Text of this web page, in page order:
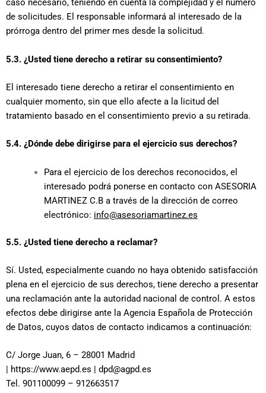
caso necesario, teniendo en cuenta la complejidad y el número
de solicitudes. El responsable informará al interesado de la
prórroga dentro del primer mes desde la solicitud.
5.3. ¿Usted tiene derecho a retirar su consentimiento?
El interesado tiene derecho a retirar el consentimiento en
cualquier momento, sin que ello afecte a la licitud del
tratamiento basado en el consentimiento previo a su retirada.
5.4. ¿Dónde debe dirigirse para el ejercicio sus derechos?
Para el ejercicio de los derechos reconocidos, el
interesado podrá ponerse en contacto con ASESORIA
MARTINEZ C.B a través de la dirección de correo
electrónico: info@asesoriamartinez.es
5.5. ¿Usted tiene derecho a reclamar?
Sí. Usted, especialmente cuando no haya obtenido satisfacción
plena en el ejercicio de sus derechos, tiene derecho a presentar
una reclamación ante la autoridad nacional de control. A estos
efectos debe dirigirse ante la Agencia Española de Protección
de Datos, cuyos datos de contacto indicamos a continuación:
C/ Jorge Juan, 6 – 28001 Madrid
| https://www.aepd.es | dpd@agpd.es
Tel. 901100099 – 912663517